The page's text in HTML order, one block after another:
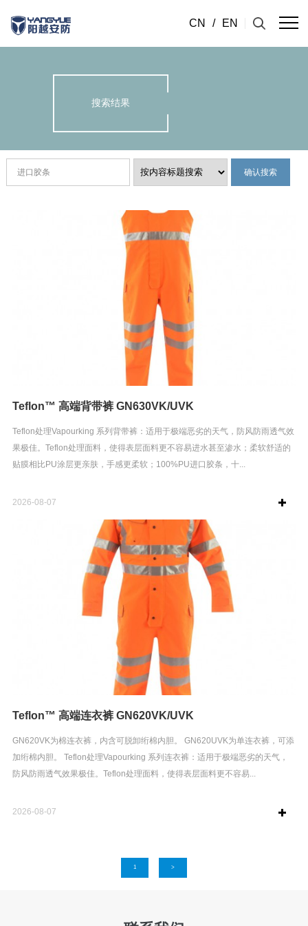
CN / EN
搜索结果
Teflon™ 高端背带裤 GN630VK/UVK
Teflon处理Vapourking 系列背带裤：适用于极端恶劣的天气，防风防雨透气效
果极佳。Teflon处理面料，使得表层面料更不容易进水甚至渗水；柔软舒适的
贴膜相比PU涂层更亲肤，手感更柔软；100%PU进口胶条，十...
2026-08-07
Teflon™ 高端连衣裤 GN620VK/UVK
GN620VK为棉连衣裤，内含可脱卸绗棉内胆。 GN620UVK为单连衣裤，可添
加绗棉内胆。 Teflon处理Vapourking 系列连衣裤：适用于极端恶劣的天气，
防风防雨透气效果极佳。Teflon处理面料，使得表层面料更不容易...
2026-08-07
1 >